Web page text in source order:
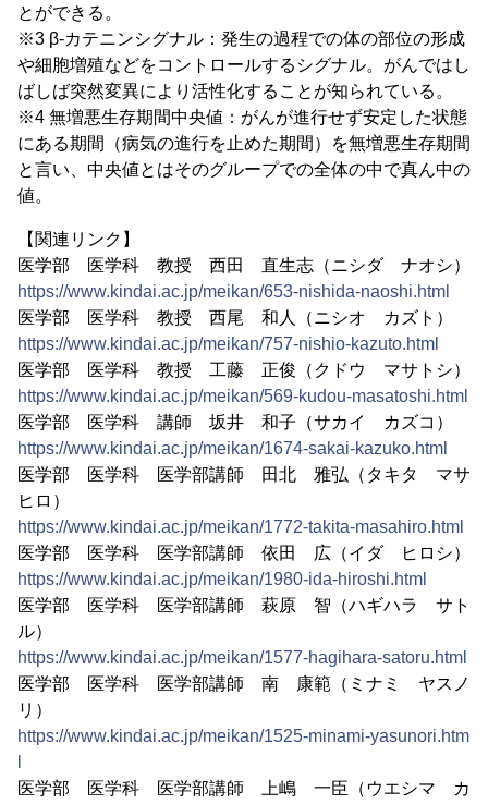
とができる。
※3 β-カテニンシグナル：発生の過程での体の部位の形成
や細胞増殖などをコントロールするシグナル。がんではし
ばしば突然変異により活性化することが知られている。
※4 無増悪生存期間中央値：がんが進行せず安定した状態
にある期間（病気の進行を止めた期間）を無増悪生存期間
と言い、中央値とはそのグループでの全体の中で真ん中の
値。
【関連リンク】
医学部 医学科 教授 西田 直生志（ニシダ ナオシ）
https://www.kindai.ac.jp/meikan/653-nishida-naoshi.html
医学部 医学科 教授 西尾 和人（ニシオ カズト）
https://www.kindai.ac.jp/meikan/757-nishio-kazuto.html
医学部 医学科 教授 工藤 正俊（クドウ マサトシ）
https://www.kindai.ac.jp/meikan/569-kudou-masatoshi.html
医学部 医学科 講師 坂井 和子（サカイ カズコ）
https://www.kindai.ac.jp/meikan/1674-sakai-kazuko.html
医学部 医学科 医学部講師 田北 雅弘（タキタ マサ
ヒロ）
https://www.kindai.ac.jp/meikan/1772-takita-masahiro.html
医学部 医学科 医学部講師 依田 広（イダ ヒロシ）
https://www.kindai.ac.jp/meikan/1980-ida-hiroshi.html
医学部 医学科 医学部講師 萩原 智（ハギハラ サト
ル）
https://www.kindai.ac.jp/meikan/1577-hagihara-satoru.html
医学部 医学科 医学部講師 南 康範（ミナミ ヤスノ
リ）
https://www.kindai.ac.jp/meikan/1525-minami-yasunori.htm
医学部 医学科 医学部講師 上嶋 一臣（ウエシマ カ